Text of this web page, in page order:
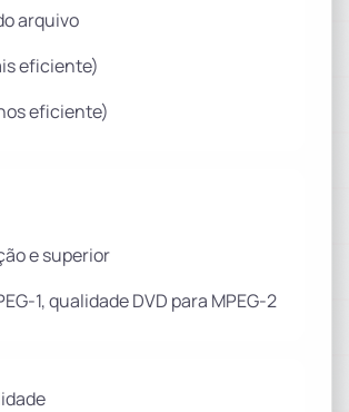
arquivo
eficiente)
eficiente)
e superior
1, qualidade DVD para MPEG-2